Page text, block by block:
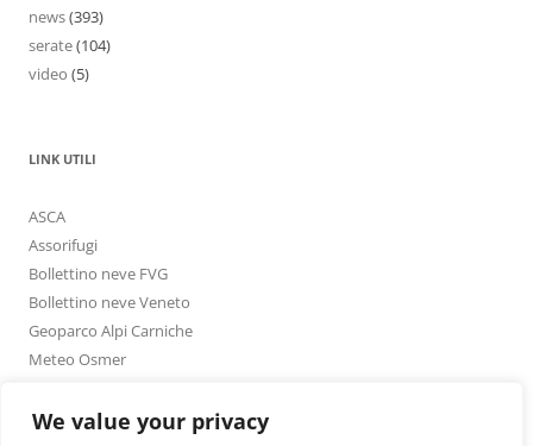
We value your privacy
news(393)
serate(104)
video (5)
LINK UTILI
ASCA
Assorifugi
Bollettino neve FVG
Bollettino neve Veneto
Geoparco Alpi Carniche
Meteo Osmer
Meteo Veneto